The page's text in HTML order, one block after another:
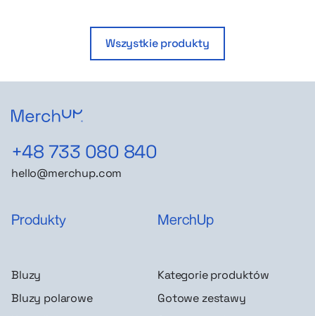
Wszystkie produkty
+48 733 080 840
hello@merchup.com
Produkty
Bluzy
Bluzy polarowe
MerchUp
Kategorie produktów
Gotowe zestawy